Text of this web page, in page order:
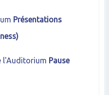
Présentations
l'Auditorium Pause